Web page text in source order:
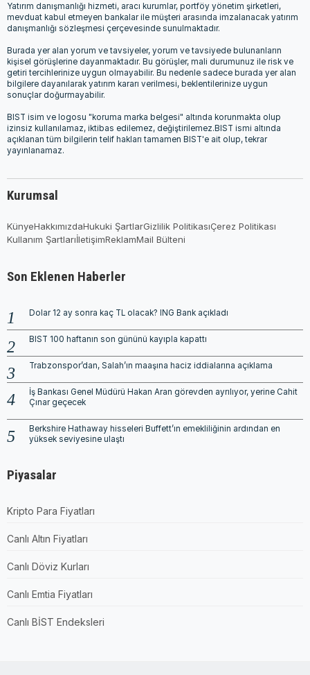
Yatırım danışmanlığı hizmeti, aracı kurumlar, portföy yönetim şirketleri,
mevduat kabul etmeyen bankalar ile müşteri arasında imzalanacak yatırım
danışmanlığı sözleşmesi çerçevesinde sunulmaktadır.
Burada yer alan yorum ve tavsiyeler, yorum ve tavsiyede bulunanların
kişisel görüşlerine dayanmaktadır. Bu görüşler, mali durumunuz ile risk ve
getiri tercihlerinize uygun olmayabilir. Bu nedenle sadece burada yer alan
bilgilere dayanılarak yatırım kararı verilmesi, beklentilerinize uygun
sonuçlar doğurmayabilir.
BIST isim ve logosu "koruma marka belgesi" altında korunmakta olup
izinsiz kullanılamaz, iktibas edilemez, değiştirilemez.BIST ismi altında
açıklanan tüm bilgilerin telif hakları tamamen BIST'e ait olup, tekrar
yayınlanamaz.
Kurumsal
KünyeHakkımızdaHukuki ŞartlarGizlilik PolitikasıÇerez Politikası
Kullanım ŞartlarıİletişimReklamMail Bülteni
Son Eklenen Haberler
Dolar 12 ay sonra kaç TL olacak? ING Bank açıkladı
BIST 100 haftanın son gününü kayıpla kapattı
Trabzonspor’dan, Salah’ın maaşına haciz iddialarına açıklama
İş Bankası Genel Müdürü Hakan Aran görevden ayrılıyor, yerine Cahit
Çınar geçecek
Berkshire Hathaway hisseleri Buffett’ın emekliliğinin ardından en
yüksek seviyesine ulaştı
Piyasalar
Kripto Para Fiyatları
Canlı Altın Fiyatları
Canlı Döviz Kurları
Canlı Emtia Fiyatları
Canlı BİST Endeksleri